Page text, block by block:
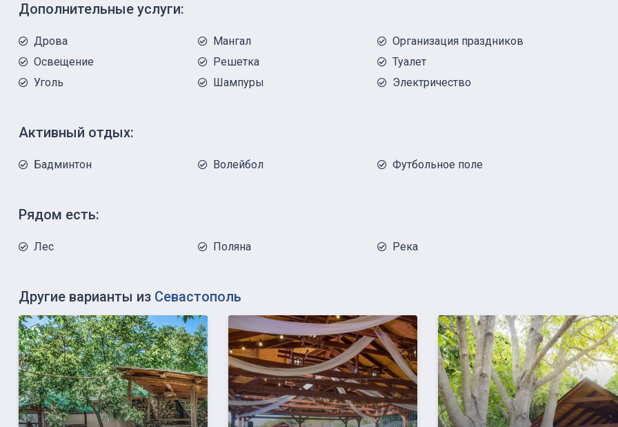
Дополнительные услуги:
Дрова Мангал
Организация праздников
Освещение
Решетка
Туалет
Уголь
Шампуры Электричество
Активный отдых:
Бадминтон Волейбол Футбольное поле
Рядом есть:
Лес Поляна Река
Другие варианты из Севастополь